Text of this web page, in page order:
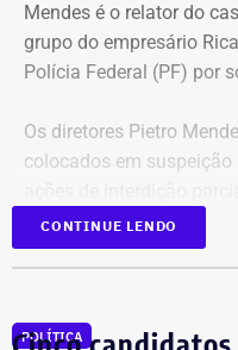
Mendes é o relator do
grupo do empresário
Polícia Federal (PF) por
Os diretores Pietro
colocados em
companhia em setembro
liminar, porém, o
CONTINUE LENDO
POLÍTICA